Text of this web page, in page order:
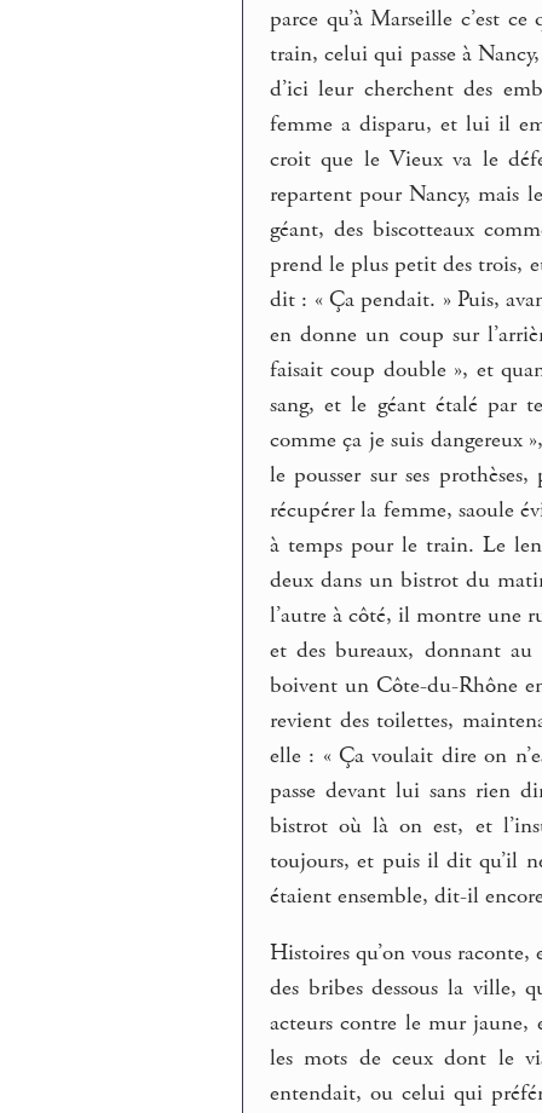
parce qu’à Marseille c’est
train, celui qui passe à
d’ici leur cherchent des
femme a disparu, et lui il
croit que le Vieux va le
repartent pour Nancy, mais
géant, des biscotteaux
prend le plus petit des trois,
dit : « Ça pendait. » Puis,
en donne un coup sur
faisait coup double », et
sang, et le géant étalé par
comme ça je suis dangereux
le pousser sur ses
récupérer la femme, saoule
à temps pour le train. Le
deux dans un bistrot du
l’autre à côté, il montre une
et des bureaux, donnant
boivent un Côte-du-Rhône
revient des toilettes,
elle : « Ça voulait dire on
passe devant lui sans rien
bistrot où là on est, et
toujours, et puis il dit qu’il
étaient ensemble, dit-il
Histoires qu’on vous
des bribes dessous la ville,
acteurs contre le mur jaune,
les mots de ceux dont le
entendait, ou celui qui